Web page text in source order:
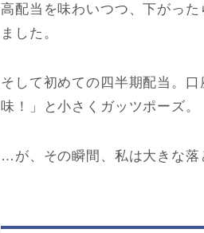
高配当を味わいつつ、下がっ
ました。
そして初めての四半期配当。
味！」と小さくガッツポーズ。
…が、その瞬間、私は大きな落